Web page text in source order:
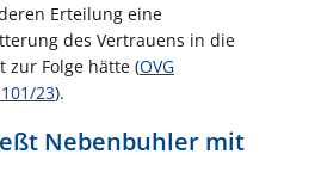
Erteilung eine
des Vertrauens in die
zur Folge hätte (OVG
23).
Nebenbuhler mit